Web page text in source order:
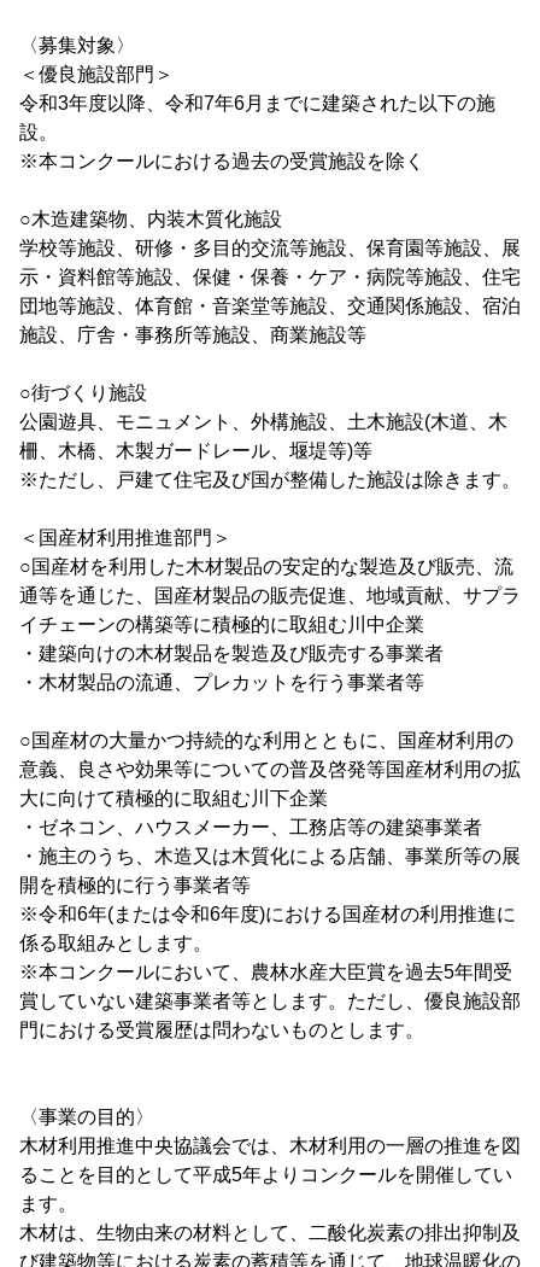
〈募集対象〉
＜優良施設部門＞
令和3年度以降、令和7年6月までに建築された以下の施
設。
※本コンクールにおける過去の受賞施設を除く
○木造建築物、内装木質化施設
学校等施設、研修・多目的交流等施設、保育園等施設、展
示・資料館等施設、保健・保養・ケア・病院等施設、住宅
団地等施設、体育館・音楽堂等施設、交通関係施設、宿泊
施設、庁舎・事務所等施設、商業施設等
○街づくり施設
公園遊具、モニュメント、外構施設、土木施設(木道、木
柵、木橋、木製ガードレール、堰堤等)等
※ただし、戸建て住宅及び国が整備した施設は除きます。
＜国産材利用推進部門＞
○国産材を利用した木材製品の安定的な製造及び販売、流
通等を通じた、国産材製品の販売促進、地域貢献、サプラ
イチェーンの構築等に積極的に取組む川中企業
・建築向けの木材製品を製造及び販売する事業者
・木材製品の流通、プレカットを行う事業者等
○国産材の大量かつ持続的な利用とともに、国産材利用の
意義、良さや効果等についての普及啓発等国産材利用の拡
大に向けて積極的に取組む川下企業
・ゼネコン、ハウスメーカー、工務店等の建築事業者
・施主のうち、木造又は木質化による店舗、事業所等の展
開を積極的に行う事業者等
※令和6年(または令和6年度)における国産材の利用推進に
係る取組みとします。
※本コンクールにおいて、農林水産大臣賞を過去5年間受
賞していない建築事業者等とします。ただし、優良施設部
門における受賞履歴は問わないものとします。
〈事業の目的〉
木材利用推進中央協議会では、木材利用の一層の推進を図
ることを目的として平成5年よりコンクールを開催してい
ます。
木材は、生物由来の材料として、二酸化炭素の排出抑制及
び建築物等における炭素の蓄積等を通じて、地球温暖化の